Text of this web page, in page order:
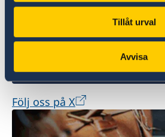
Tillåt urval
Avvisa
Följ oss på X